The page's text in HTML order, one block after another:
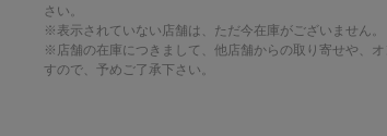
さい。
※表示されていない店舗は、ただ今在庫がございません。
※店舗の在庫につきまして、他店舗からの取り寄せや、
すので、予めご了承下さい。